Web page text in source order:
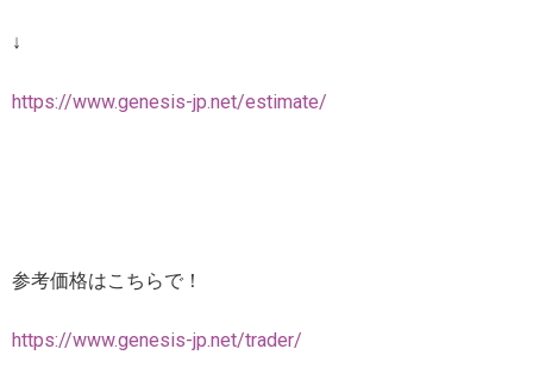
↓
https://www.genesis-jp.net/estimate/
参考価格はこちらで！
https://www.genesis-jp.net/trader/